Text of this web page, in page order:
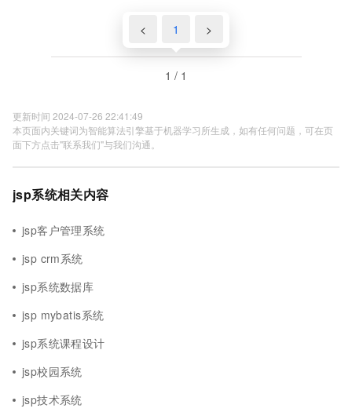
< 1 >
1 / 1
更新时间 2024-07-26 22:41:49
本页面内关键词为智能算法引擎基于机器学习所生成，如有任何问题，可在页
面下方点击"联系我们"与我们沟通。
jsp系统相关内容
jsp客户管理系统
jsp crm系统
jsp系统数据库
jsp mybatis系统
jsp系统课程设计
jsp校园系统
jsp技术系统